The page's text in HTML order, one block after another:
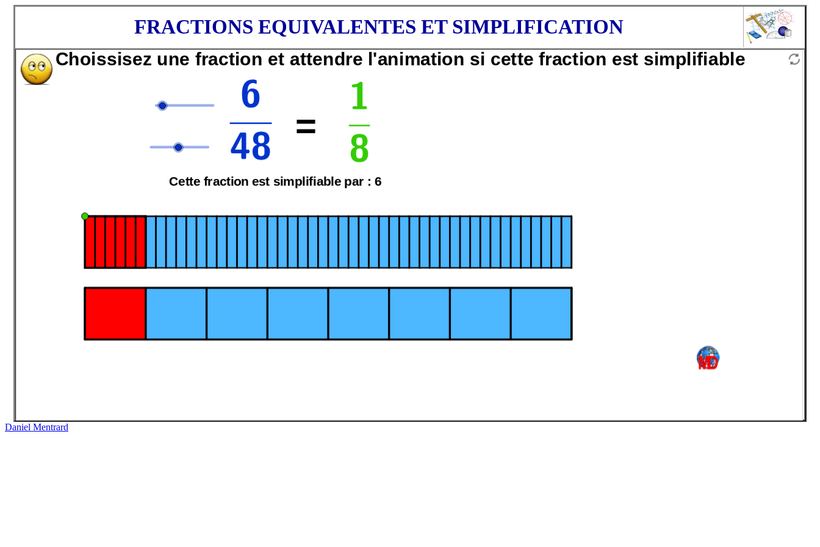
FRACTIONS EQUIVALENTES ET SIMPLIFICATION
Daniel Mentrard